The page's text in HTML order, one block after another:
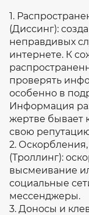
1.
(Диссинг):
неправдивых
интернете. К
проверять
особенно в
Информация
жертве бывает
свою
2.
(Троллинг):
высмеивание
социальные
мессенджеры.
3. Доносы и